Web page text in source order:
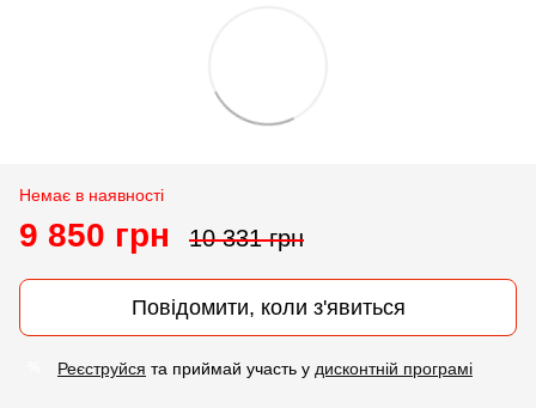
Немає в наявності
9 850 грн 10 331 грн
Повідомити, коли з'явиться
Реєструйся та приймай участь у дисконтній програмі